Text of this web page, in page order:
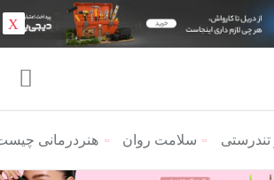
سلامت روان هنردرمانی
X